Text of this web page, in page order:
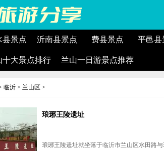
县景点 沂南县景点 费县景点 平邑县
十大景点排行 兰山一日游景点推荐
临沂 > 兰山区 >
琅琊王陵遗址
琅琊王陵遗址就坐落于临沂市兰山区水田路